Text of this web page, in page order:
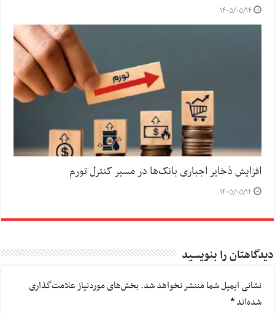
۱۴۰۵/۰۵/۱۴
افزایش ذخایر اجباری بانک‌ها در مسیر کنترل تورم
۱۴۰۵/۰۵/۱۴
دیدگاهتان را بنویسید
نشانی ایمیل شما منتشر نخواهد شد.بخش‌های موردنیاز علامت‌گذاری
شده‌اند*